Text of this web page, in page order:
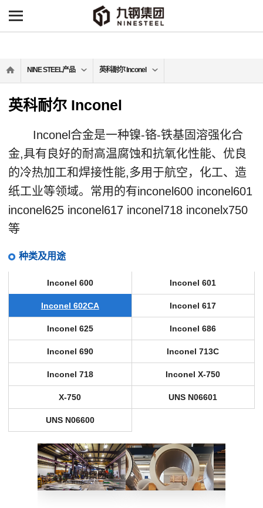
NINE STEEL产品 英科耐尔 Inconel
英科耐尔 Inconel
Inconel合金是一种镍-铬-铁基固溶强化合
金,具有良好的耐高温腐蚀和抗氧化性能、优良
的冷热加工和焊接性能,多用于航空，化工、造
纸工业等领域。常用的有inconel600 inconel601
inconel625 inconel617 inconel718 inconelx750
等
种类及用途
Inconel 600 Inconel 601
Inconel 602CA Inconel 617
Inconel 625 Inconel 686
Inconel 690 Inconel 713C
Inconel 718 Inconel X-750
X-750 UNS N06601
UNS N06600